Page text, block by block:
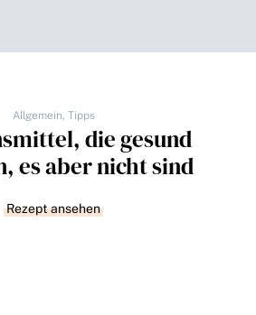
Allgemein, Tipps
die gesund
es aber nicht sind
Rezept ansehen